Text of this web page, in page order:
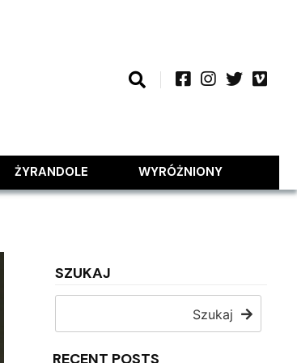
ŻYRANDOLE WYRÓŻNIONY
SZUKAJ
Szukaj
RECENT POSTS